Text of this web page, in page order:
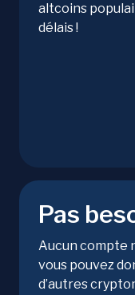
altcoins
délais !
Pas
Aucun compte
vous pouvez
d’autres